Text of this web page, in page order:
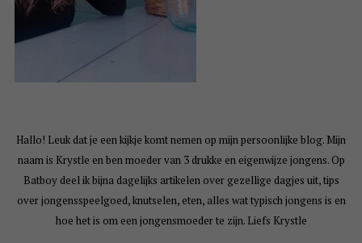
Hallo! Leuk dat je een kijkje komt nemen op mijn persoonlijke blog. Mijn
naam is Krystle en ben moeder van 3 drukke en eigenwijze jongens. Op
Batboy deel ik bijna dagelijks artikelen over gezellige dagjes uit, tips
over jongensspeelgoed, knutselen, eten, alles wat typisch jongens is en
hoe het is om een jongensmoeder te zijn. Liefs Krystle